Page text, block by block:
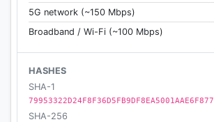
✅ Angabe zum Sonnenaufgang sowie
Sonnenuntergang
die Zukunft
Für jede Stunde, Angabe von:
5G network (~150 Mbps)
Broadband / Wi-Fi (~100 Mbps)
HASHES
SHA-1
SHA-256